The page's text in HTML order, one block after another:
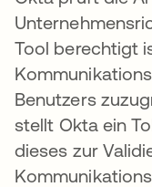
Tool berechtigt
Benutzers
stellt Okta ein
dieses zur